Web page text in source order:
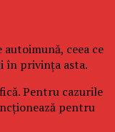
ceea ce
în privința asta.
Pentru cazurile
pentru